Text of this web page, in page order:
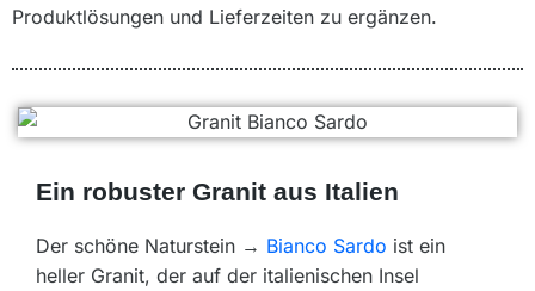
Produktlösungen und Lieferzeiten zu ergänzen.
Ein robuster Granit aus Italien
Der schöne Naturstein → Bianco Sardo ist ein
heller Granit, der auf der italienischen Insel